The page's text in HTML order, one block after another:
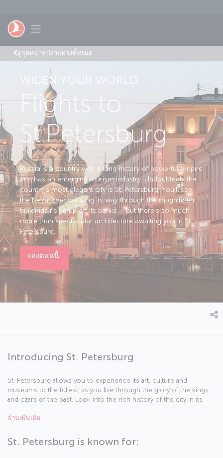
Toggle navigation
ดูจุดหมายปลายทางทั้งหมด
WIDEN YOUR WORLD
Flights to
St.Petersburg
Russia is a country with a long history of powerful empire
and has an emerging tourism industry. Undoubtedly the
country's most elegant city is St. Petersburg. You’ll see
the Neva River weaving its way through the magnificent
buildings rising up off its banks – but there’s so much
more than spectacular architecture awaiting you in St.
Petersburg.
จองตอนนี้
Introducing St. Petersburg
St. Petersburg allows you to experience its art, culture and
museums to the fullest, as you live through the glory of the kings
and czars of the past. Look into the rich history of the city in its
to millions of pieces. Visit the homes of famous writers like
place, and see just how well-preserved the magnificent history of
the city really is. In St. Petersburg, everything you see is part of a
อ่านเพิ่มเติม
St. Petersburg is known for: